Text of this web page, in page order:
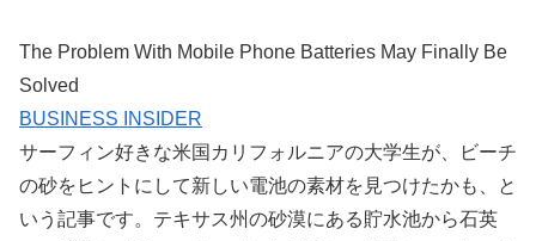
The Problem With Mobile Phone Batteries May Finally Be
Solved
BUSINESS INSIDER
サーフィン好きな米国カリフォルニアの大学生が、ビーチ
の砂をヒントにして新しい電池の素材を見つけたかも、と
いう記事です。テキサス州の砂漠にある貯水池から石英